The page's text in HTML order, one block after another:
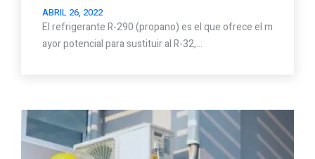
ABRIL 26, 2022
El refrigerante R-290 (propano) es el que ofrece el m
ayor potencial para sustituir al R-32,…